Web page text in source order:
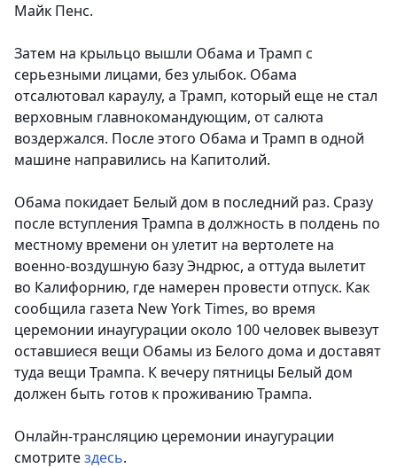
Майк Пенс.
Затем на крыльцо вышли Обама и Трамп с
серьезными лицами, без улыбок. Обама
отсалютовал караулу, а Трамп, который еще не стал
верховным главнокомандующим, от салюта
воздержался. После этого Обама и Трамп в одной
машине направились на Капитолий.
Обама покидает Белый дом в последний раз. Сразу
после вступления Трампа в должность в полдень по
местному времени он улетит на вертолете на
военно-воздушную базу Эндрюс, а оттуда вылетит
во Калифорнию, где намерен провести отпуск. Как
сообщила газета New York Times, во время
церемонии инаугурации около 100 человек вывезут
оставшиеся вещи Обамы из Белого дома и доставят
туда вещи Трампа. К вечеру пятницы Белый дом
должен быть готов к проживанию Трампа.
Онлайн-трансляцию церемонии инаугурации
смотритездесь.